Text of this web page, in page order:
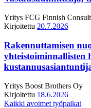
Yritys FCG Finnish
Kirjoitettu 20.7.2026
Rakennuttamisen
yhteistoiminnallisten
Yritys Boost Brothers Oy
Kirjoitettu 18.6.2026
Kaikki avoimet työpaikat